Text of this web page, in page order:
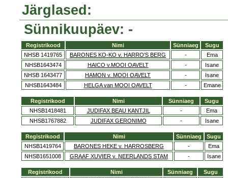
Järglased:
Sünnikuupäev: -
Registrikood Nimi Sünniaeg
Sugu
NHSB 1419765
BARONES KO-KO v. HARRO'S BERG -
Ema
NHSB1643474
HAICO v.MOOI OAVELT -
Isane
NHSB 1643477
HAMON v. MOOI OAVELT -
Isane
NHSB1643484
HELGA van MOOI OAVELT - Emane
Registrikood Nimi Sünniaeg
Sugu
NHSB1418481
JUDIFAX BEAU KANTJIL -
Ema
NHSB1767882
JUDIFAX GERONIMO - Isane
Registrikood Nimi Sünniaeg
Sugu
NHSB1419764
BARONES HEKE v. HARROSBERG -
Ema
NHSB1651008
GRAAF XUVIER v. NEERLANDS STAM - Isane
Registrikood Nimi Sünniaeg
Sugu